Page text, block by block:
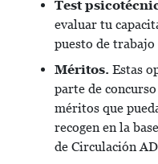
Test
evaluar tu
puesto de trabajo
Méritos. Estas
parte de
méritos que
recogen en la
de Circulación